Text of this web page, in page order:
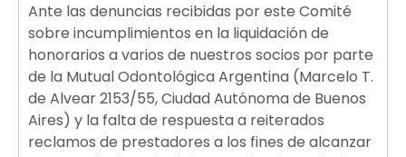
Ante las denuncias recibidas por este Comité
sobre incumplimientos en la liquidación de
honorarios a varios de nuestros socios por parte
de la Mutual Odontológica Argentina (Marcelo T.
de Alvear 2153/55, Ciudad Autónoma de Buenos
Aires) y la falta de respuesta a reiterados
reclamos de prestadores a los fines de alcanzar